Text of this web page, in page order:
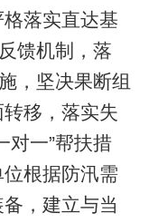
落实直达基
馈机制，落
，坚决果断组
移，落实失
对一”帮扶措
根据防汛需
，建立与当